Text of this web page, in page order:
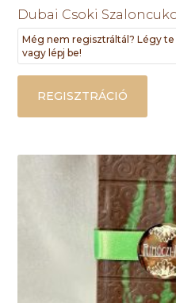
Dubai Csoki
Még nem regisztráltál? Légy
vagy lépj be!
REGISZTRÁCIÓ